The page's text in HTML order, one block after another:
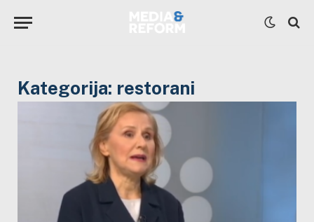
Kategorija: restorani